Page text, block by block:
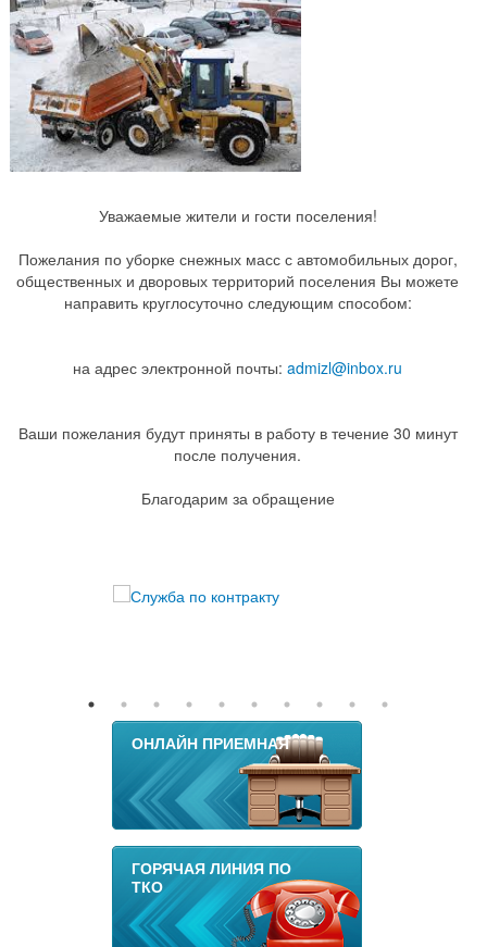
Уважаемые жители и гости поселения!
Пожелания по уборке снежных масс с автомобильных дорог,
общественных и дворовых территорий поселения Вы можете
направить круглосуточно следующим способом:
на адрес электронной почты: admizl@inbox.ru
Ваши пожелания будут приняты в работу в течение 30 минут
после получения.
Благодарим за обращение
ОНЛАЙН ПРИЕМНАЯ
ГОРЯЧАЯ ЛИНИЯ ПО
ТКО